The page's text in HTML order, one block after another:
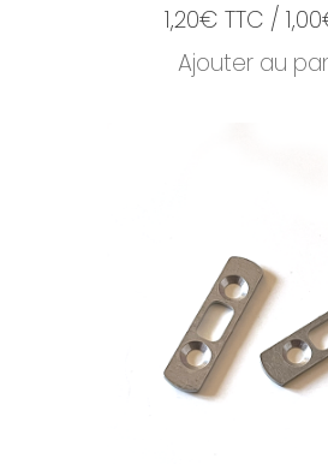
1,20€ TTC / 1,00
Ajouter au